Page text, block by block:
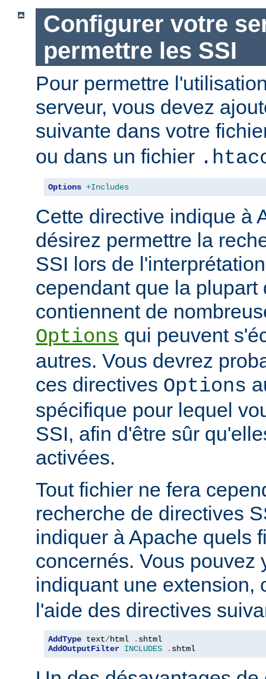
Configurer votre
permettre les SSI
Pour permettre
serveur, vous devez
suivante dans votre
ou dans un fichier
Options +Includes
Cette directive indique à
désirez permettre la
SSI lors de
cependant que la
contiennent de
Options qui peuvent
autres. Vous devrez
ces directives Options
spécifique pour lequel
SSI, afin d'être sûr
activées.
Tout fichier ne fera
recherche de directives
indiquer à Apache quels
concernés. Vous pouvez
indiquant une extension,
l'aide des directives
AddType text/html .
AddOutputFilter INCLUDES . shtml